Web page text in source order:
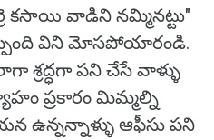
కసాయి వాడిని నమ్మినట్టు"
విని మోసపోయారండి.
శ్రద్ధగా పని చేసే వాళ్ళు
ప్రకారం మిమ్మల్ని
ఉన్నన్నాళ్ళు ఆఫీసు పని